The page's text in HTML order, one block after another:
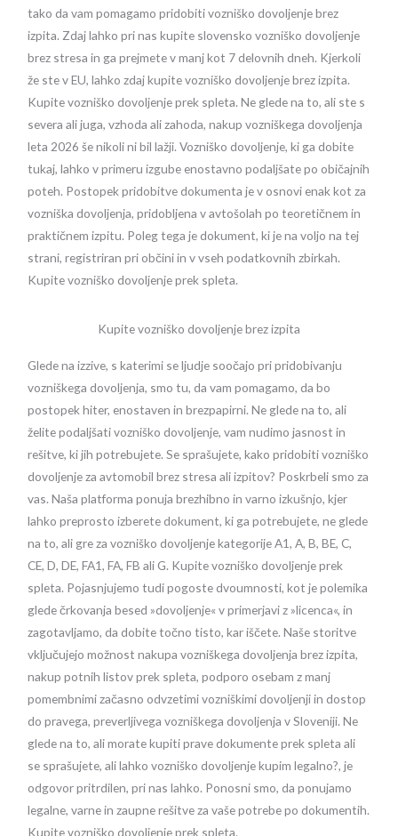
tako da vam pomagamo pridobiti vozniško dovoljenje brez
izpita. Zdaj lahko pri nas kupite slovensko vozniško dovoljenje
brez stresa in ga prejmete v manj kot 7 delovnih dneh. Kjerkoli
že ste v EU, lahko zdaj kupite vozniško dovoljenje brez izpita.
Kupite vozniško dovoljenje prek spleta. Ne glede na to, ali ste s
severa ali juga, vzhoda ali zahoda, nakup vozniškega dovoljenja
leta 2026 še nikoli ni bil lažji. Vozniško dovoljenje, ki ga dobite
tukaj, lahko v primeru izgube enostavno podaljšate po običajnih
poteh. Postopek pridobitve dokumenta je v osnovi enak kot za
vozniška dovoljenja, pridobljena v avtošolah po teoretičnem in
praktičnem izpitu. Poleg tega je dokument, ki je na voljo na tej
strani, registriran pri občini in v vseh podatkovnih zbirkah.
Kupite vozniško dovoljenje prek spleta.
Kupite vozniško dovoljenje brez izpita
Glede na izzive, s katerimi se ljudje soočajo pri pridobivanju
vozniškega dovoljenja, smo tu, da vam pomagamo, da bo
postopek hiter, enostaven in brezpapirni. Ne glede na to, ali
želite podaljšati vozniško dovoljenje, vam nudimo jasnost in
rešitve, ki jih potrebujete. Se sprašujete, kako pridobiti vozniško
dovoljenje za avtomobil brez stresa ali izpitov? Poskrbeli smo za
vas. Naša platforma ponuja brezhibno in varno izkušnjo, kjer
lahko preprosto izberete dokument, ki ga potrebujete, ne glede
na to, ali gre za vozniško dovoljenje kategorije A1, A, B, BE, C,
CE, D, DE, FA1, FA, FB ali G. Kupite vozniško dovoljenje prek
spleta. Pojasnjujemo tudi pogoste dvoumnosti, kot je polemika
glede črkovanja besed »dovoljenje« v primerjavi z »licenca«, in
zagotavljamo, da dobite točno tisto, kar iščete. Naše storitve
vključujejo možnost nakupa vozniškega dovoljenja brez izpita,
nakup potnih listov prek spleta, podporo osebam z manj
pomembnimi začasno odvzetimi vozniškimi dovoljenji in dostop
do pravega, preverljivega vozniškega dovoljenja v Sloveniji. Ne
glede na to, ali morate kupiti prave dokumente prek spleta ali
se sprašujete, ali lahko vozniško dovoljenje kupim legalno?, je
odgovor pritrdilen, pri nas lahko. Ponosni smo, da ponujamo
legalne, varne in zaupne rešitve za vaše potrebe po dokumentih.
Kupite vozniško dovoljenje prek spleta.